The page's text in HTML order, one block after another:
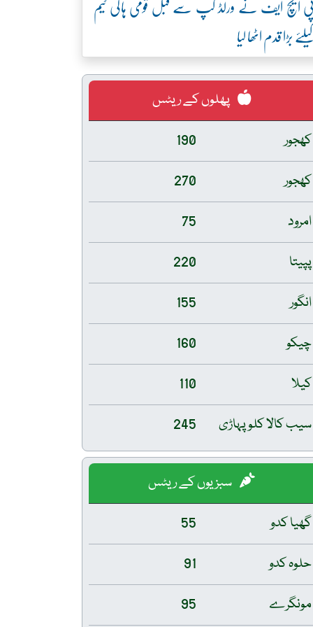
بڑا قدم اٹھا لیا
پھلوں کے ریٹس
کھجور
190
کھجور
270
امرود
75
پپیتا
220
انگور
155
چیکو
160
کیلا
110
سیب کالا کلو پہاڑی
245
سبزیوں کے ریٹس
گھیا کدو
55
حلوہ کدو
91
مونگرے
95